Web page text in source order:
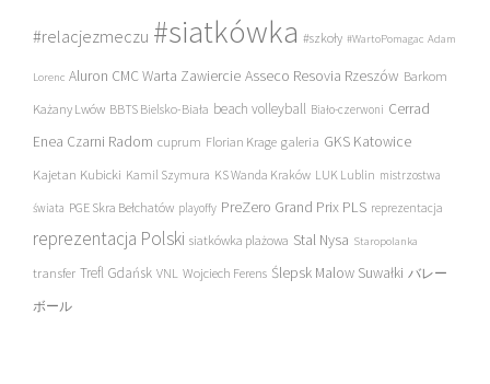
#relacjezmeczu #siatkówka #szkoły #WartoPomagac Adam
Lorenc Aluron CMC Warta Zawiercie Asseco Resovia Rzeszów Barkom
Każany Lwów BBTS Bielsko-Biała beach volleyball Biało-czerwoni Cerrad
Enea Czarni Radom cuprum Florian Krage galeria GKS Katowice
Kajetan Kubicki Kamil Szymura KS Wanda Kraków LUK Lublin mistrzostwa
świata PGE Skra Bełchatów playoffy PreZero Grand Prix PLS reprezentacja
reprezentacja Polski siatkówka plażowa Stal Nysa Staropolanka
transfer Trefl Gdańsk VNL Wojciech Ferens Ślepsk Malow Suwałki バレー
ボール